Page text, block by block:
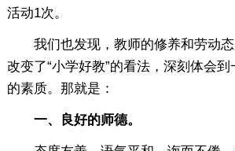
活动1次。
我们也发现，教师的修养和劳动态
改变了“小学好教”的看法，深刻体会
的素质。那就是：
一、良好的师德。